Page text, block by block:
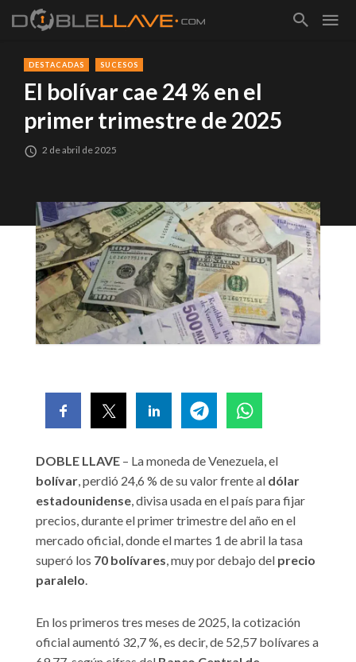
DESTACADAS SUCESOS
El bolívar cae 24 % en el
primer trimestre de 2025
2 de abril de 2025
DOBLE LLAVE – La moneda de Venezuela, el
bolívar, perdió 24,6 % de su valor frente al dólar
estadounidense, divisa usada en el país para fijar
precios, durante el primer trimestre del año en el
mercado oficial, donde el martes 1 de abril la tasa
superó los 70 bolívares, muy por debajo del precio
paralelo.
En los primeros tres meses de 2025, la cotización
oficial aumentó 32,7 %, es decir, de 52,57 bolívares a